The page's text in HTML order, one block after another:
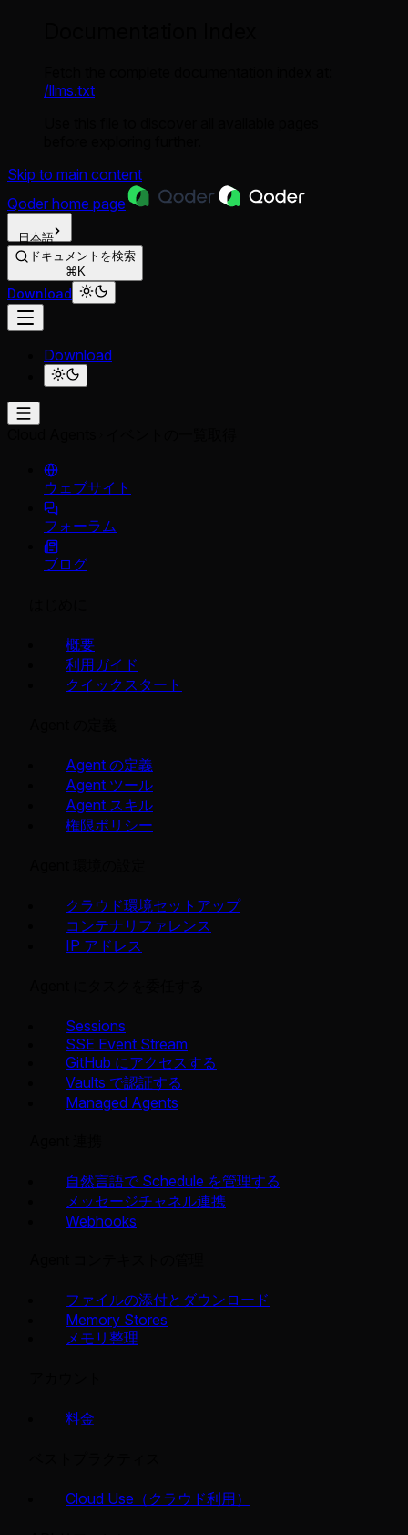
/llms.txt
Skip to main content
Qoder home page
日本語
ドキュメントを検索
⌘K
Download
Download
ウェブサイト
フォーラム
ブログ
概要
利用ガイド
クイックスタート
Agent の定義
Agent ツール
Agent スキル
権限ポリシー
クラウド環境セットアップ
コンテナリファレンス
IP アドレス
Sessions
SSE Event Stream
GitHub にアクセスする
Vaults で認証する
Managed Agents
自然言語で Schedule を管理する
メッセージチャネル連携
Webhooks
ファイルの添付とダウンロード
Memory Stores
メモリ整理
料金
Cloud Use（クラウド利用）